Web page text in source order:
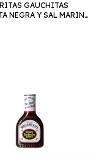
GAUCHITAS
NEGRA Y SAL MARINA